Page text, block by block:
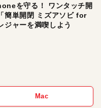
を守る！ ワンタッチ開
簡単開閉 ミズアソビ for
ジャーを満喫しよう
Mac